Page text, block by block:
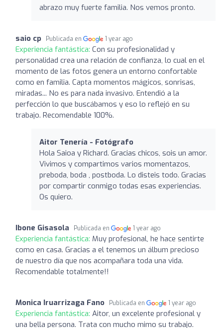
abrazo muy fuerte familia. Nos vemos pronto.
saio cp Publicada en 1 year ago
Experiencia fantástica: Con su profesionalidad y
personalidad crea una relación de confianza, lo cual en el
momento de las fotos genera un entorno confortable
como en familia. Capta momentos mágicos, sonrisas,
miradas... No es para nada invasivo. Entendió a la
perfección lo que buscábamos y eso lo reflejó en su
trabajo. Recomendable 100%.
Aitor Tenería - Fotógrafo
Hola Saioa y Richard. Gracias chicos, sois un amor.
Vivimos y compartimos varios momentazos,
preboda, boda , postboda. Lo disteis todo. Gracias
por compartir conmigo todas esas experiencias.
Os quiero.
Ibone Gisasola Publicada en 1 year ago
Experiencia fantástica: Muy profesional, he hace sentirte
como en casa. Gracias a el tenemos un álbum precioso
de nuestro día que nos acompañara toda una vida.
Recomendable totalmente!!
Monica Iruarrizaga Fano Publicada en 1 year ago
Experiencia fantástica: Aitor, un excelente profesional y
una bella persona. Trata con mucho mimo su trabajo.